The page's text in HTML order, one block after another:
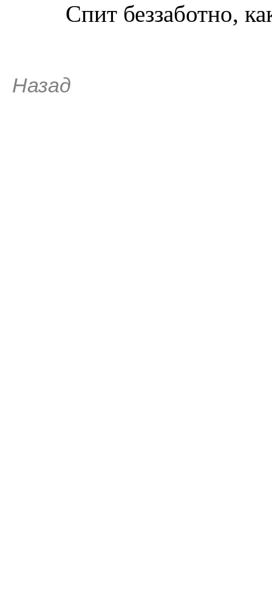
Спит беззаботно,
Назад